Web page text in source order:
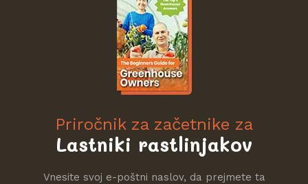
Priročnik za začetnike za
Lastniki rastlinjakov
Vnesite svoj e-poštni naslov, da prejmete ta